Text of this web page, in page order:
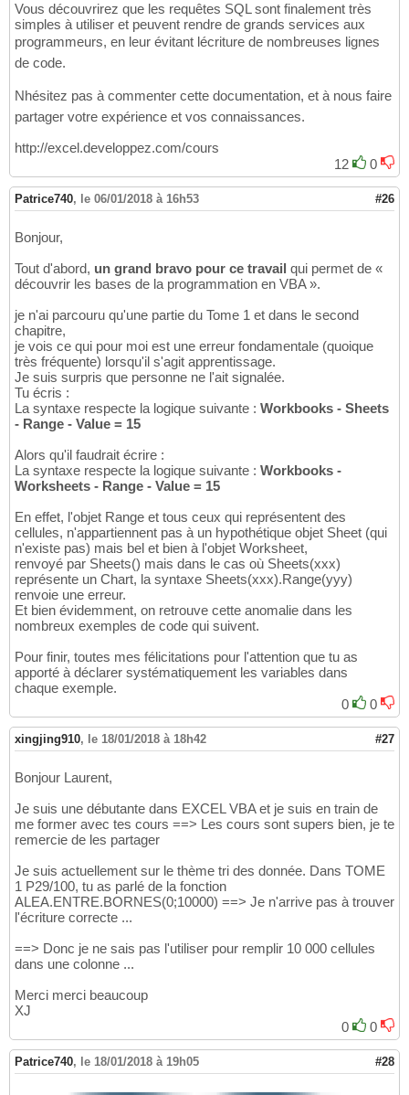
Vous découvrirez que les requêtes SQL sont finalement très
simples à utiliser et peuvent rendre de grands services aux
programmeurs, en leur évitant lécriture de nombreuses lignes
de code.
Nhésitez pas à commenter cette documentation, et à nous faire
partager votre expérience et vos connaissances.
http://excel.developpez.com/cours
12
0
Patrice740, le 06/01/2018 à 16h53 #26
Bonjour,
Tout d'abord, un grand bravo pour ce travail qui permet de «
découvrir les bases de la programmation en VBA ».
je n'ai parcouru qu'une partie du Tome 1 et dans le second
chapitre,
je vois ce qui pour moi est une erreur fondamentale (quoique
très fréquente) lorsqu'il s'agit apprentissage.
Je suis surpris que personne ne l'ait signalée.
Tu écris :
La syntaxe respecte la logique suivante : Workbooks - Sheets
- Range - Value = 15
Alors qu'il faudrait écrire :
La syntaxe respecte la logique suivante : Workbooks -
Worksheets - Range - Value = 15
En effet, l'objet Range et tous ceux qui représentent des
cellules, n'appartiennent pas à un hypothétique objet Sheet (qui
n'existe pas) mais bel et bien à l'objet Worksheet,
renvoyé par Sheets() mais dans le cas où Sheets(xxx)
représente un Chart, la syntaxe Sheets(xxx).Range(yyy)
renvoie une erreur.
Et bien évidemment, on retrouve cette anomalie dans les
nombreux exemples de code qui suivent.
Pour finir, toutes mes félicitations pour l'attention que tu as
apporté à déclarer systématiquement les variables dans
chaque exemple.
0
0
xingjing910, le 18/01/2018 à 18h42 #27
Bonjour Laurent,
Je suis une débutante dans EXCEL VBA et je suis en train de
me former avec tes cours ==> Les cours sont supers bien, je te
remercie de les partager
Je suis actuellement sur le thème tri des donnée. Dans TOME
1 P29/100, tu as parlé de la fonction
ALEA.ENTRE.BORNES(0;10000) ==> Je n'arrive pas à trouver
l'écriture correcte ...
==> Donc je ne sais pas l'utiliser pour remplir 10 000 cellules
dans une colonne ...
Merci merci beaucoup
XJ
0
0
Patrice740, le 18/01/2018 à 19h05 #28